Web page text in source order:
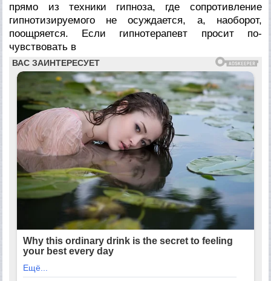
прямо из тех­ники гипноза, где сопротивление
гипнотизируемого не осужда­ется, а, наоборот,
поощряется. Если гипнотерапевт просит по­
чувствовать в